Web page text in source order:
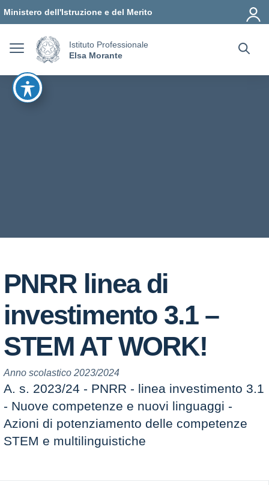
Ministero dell'Istruzione e del Merito
Istituto Professionale
Elsa Morante
PNRR linea di
investimento 3.1 –
STEM AT WORK!
Anno scolastico 2023/2024
A. s. 2023/24 - PNRR - linea investimento 3.1
- Nuove competenze e nuovi linguaggi -
Azioni di potenziamento delle competenze
STEM e multilinguistiche